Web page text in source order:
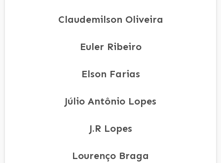
Claudemilson Oliveira
Euler Ribeiro
Elson Farias
Júlio Antônio Lopes
J.R Lopes
Lourenço Braga